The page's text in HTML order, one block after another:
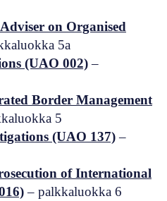
on Organised
5a
(UAO 002)–
Border Management
5
(UAO 137)–
of International
– palkkaluokka 6